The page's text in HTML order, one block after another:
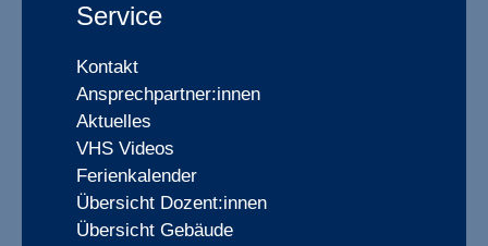
Service
Kontakt
Ansprechpartner:innen
Aktuelles
VHS Videos
Ferienkalender
Übersicht Dozent:innen
Übersicht Gebäude